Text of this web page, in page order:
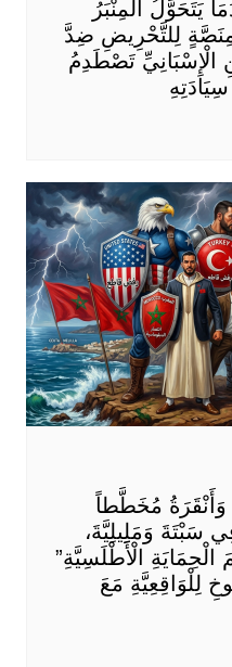
يَتَحَوَّلُ الْمِنْبَرُ
مِنَصَّةٍ لِلتَّحْرِيضِ ضِدَّ
الْإِسْبَانِيِّ تَصْطَدِمُ
مُخَطَّطاً
فِي سَبْتَةَ وَمَلِيلِيَّةَ،
الْأَطْلَسِيَّةِ”
لِلْوَاقِعِيَّةِ مَعَ